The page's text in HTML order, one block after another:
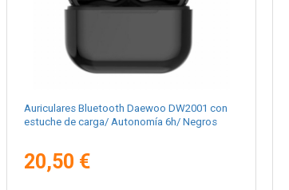
Auriculares Bluetooth Daewoo DW2001 con
estuche de carga/ Autonomía 6h/ Negros
20,50 €